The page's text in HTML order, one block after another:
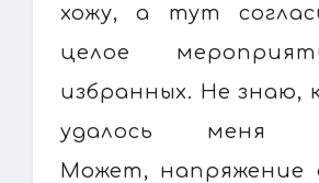
хожу, а тут
целое
избранных. Не знаю,
удалось меня
Может, напряжение